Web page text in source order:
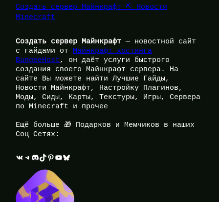
Создать сервер Майнкрафт ⛏️ Новости
Minecraft
Создать сервер Майнкрафт — новостной сайт
с гайдами от Майнкрафт хостинга
BungeeHost, он даёт услуги быстрого
создания своего Майнкрафт сервера. На
сайте Вы можете найти Лучшие Гайды,
Новости Майнкрафт, Настройку Плагинов,
Моды, Сиды, Карты, Текстуры, Игры, Сервера
по Minecraft и прочее
Ещё больше 🎁 Подарков и Мемчиков в наших
Соц Сетях:
ВКонтакте Telegram Discord TikTok Pinterest YouTube Bluesky